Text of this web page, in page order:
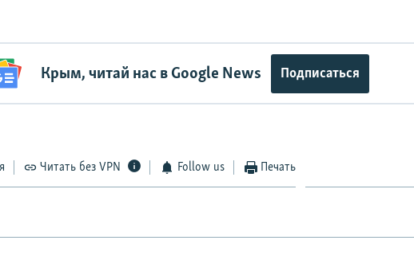
Крым, читай нас в Google News Подписаться
Читать без VPN Follow us Печать